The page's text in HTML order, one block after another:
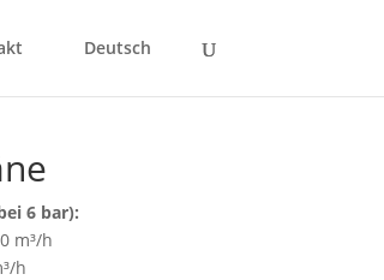
Deutsch
6 bar):
m³/h
h